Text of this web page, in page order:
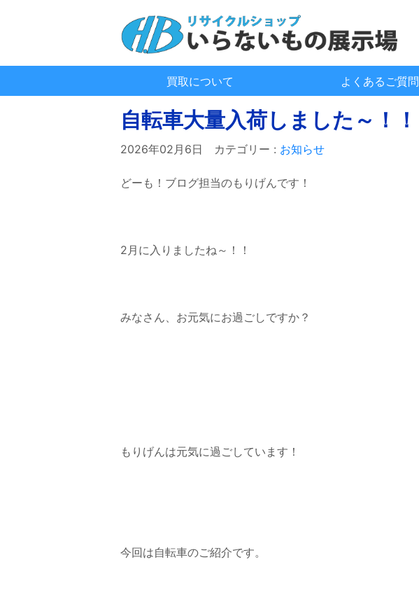
買取について よくあるご質問
自転車大量入荷しました～！！
2026年02月6日 カテゴリー : お知らせ
どーも！ブログ担当のもりげんです！
2月に入りましたね～！！
みなさん、お元気にお過ごしですか？
もりげんは元気に過ごしています！
今回は自転車のご紹介です。